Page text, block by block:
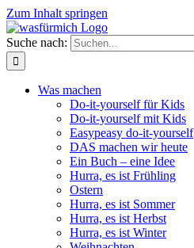
Zum Inhalt springen
Suche nach:
Was machen
Do-it-yourself für Kids
Do-it-yourself mit Kids
Easypeasy do-it-yourself
DAS machen wir heute
Ein Buch – eine Idee
Hurra, es ist Frühling
Ostern
Hurra, es ist Sommer
Hurra, es ist Herbst
Hurra, es ist Winter